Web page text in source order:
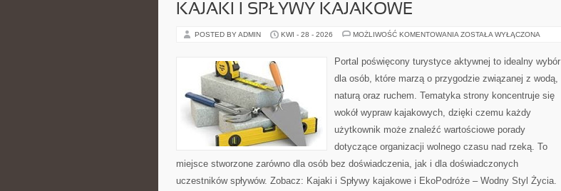
KAJAKI I SPŁYWY KAJAKOWE
POSTED BY ADMIN KWI - 28 - 2026 MOŻLIWOŚĆ KOMENTOWANIA KAJAKI
KAJAKOWE
ZOSTAŁA WYŁĄCZONA
Portal poświęcony turystyce aktywnej to idealny wybór
dla osób, które marzą o przygodzie związanej z wodą,
naturą oraz ruchem. Tematyka strony koncentruje się
wokół wypraw kajakowych, dzięki czemu każdy
użytkownik może znaleźć wartościowe porady
dotyczące organizacji wolnego czasu nad rzeką. To
miejsce stworzone zarówno dla osób bez doświadczenia, jak i dla doświadczonych
uczestników spływów. Zobacz: Kajaki i Spływy kajakowe i EkoPodróże – Wodny Styl Życia.